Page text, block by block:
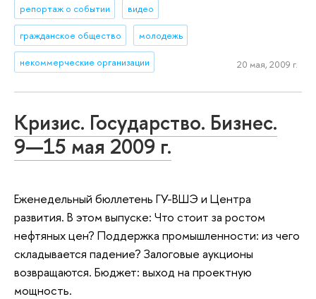
репортаж о событии видео
гражданское общество молодежь
некоммерческие организации 20 мая, 2009 г.
Кризис. Государство. Бизнес.
9—15 мая 2009 г.
Еженедельный бюллетень ГУ-ВШЭ и Центра
развития. В этом выпуске: Что стоит за ростом
нефтяных цен? Поддержка промышленности: из чего
складывается падение? Залоговые аукционы
возвращаются. Бюджет: выход на проектную
мощность.